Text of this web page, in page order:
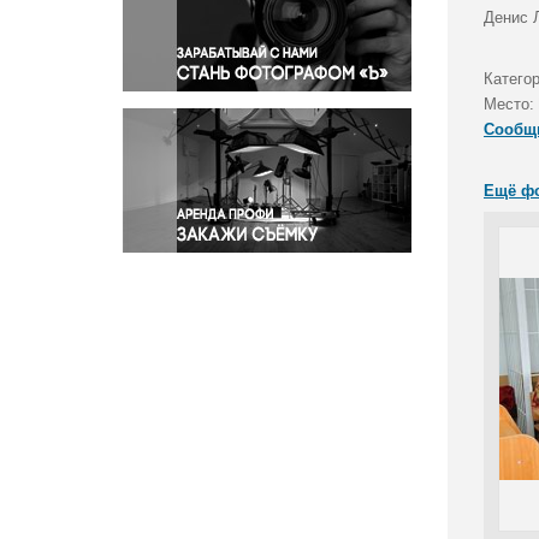
Правосудие
Происшествия и конфликты
Религия
Светская жизнь
Спорт
Экология
Экономика и бизнес
Денис
Место:
Ещё